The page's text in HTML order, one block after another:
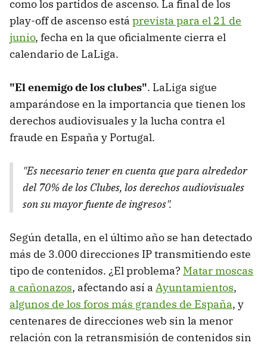
como los partidos de ascenso. La final de los
play-off de ascenso está prevista para el 21 de
junio, fecha en la que oficialmente cierra el
calendario de LaLiga.
"El enemigo de los clubes". LaLiga sigue
amparándose en la importancia que tienen los
derechos audiovisuales y la lucha contra el
fraude en España y Portugal.
"Es necesario tener en cuenta que para alrededor
del 70% de los Clubes, los derechos audiovisuales
son su mayor fuente de ingresos".
Según detalla, en el último año se han detectado
más de 3.000 direcciones IP transmitiendo este
tipo de contenidos. ¿El problema? Matar moscas
a cañonazos, afectando así a Ayuntamientos,
algunos de los foros más grandes de España, y
centenares de direcciones web sin la menor
relación con la retransmisión de contenidos sin